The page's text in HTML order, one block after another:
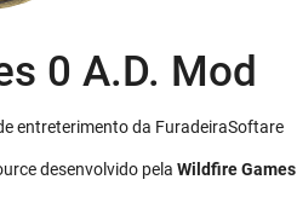
0 A.D. Mod
entreterimento da FuradeiraSoftare
desenvolvido pela Wildfire Games